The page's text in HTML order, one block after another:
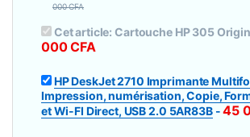
000CFA
Cet article: Cartouche HP 305
000CFA
HP DeskJet 2710 Imprimante
Impression, numérisation, Copie,
et Wi-FI Direct, USB 2.0 5AR83B-45